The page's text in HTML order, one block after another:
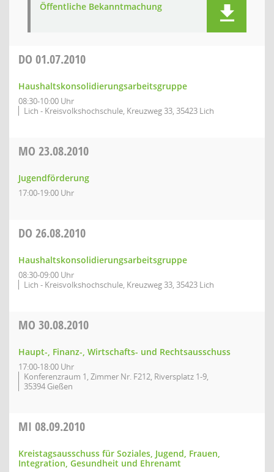
Öffentliche Bekanntmachung
DO 01.07.2010
Haushaltskonsolidierungsarbeitsgruppe
08:30-10:00 Uhr
Lich - Kreisvolkshochschule, Kreuzweg 33, 35423 Lich
MO 23.08.2010
Jugendförderung
17:00-19:00 Uhr
DO 26.08.2010
Haushaltskonsolidierungsarbeitsgruppe
08:30-09:00 Uhr
Lich - Kreisvolkshochschule, Kreuzweg 33, 35423 Lich
MO 30.08.2010
Haupt-, Finanz-, Wirtschafts- und Rechtsausschuss
17:00-18:00 Uhr
Konferenzraum 1, Zimmer Nr. F212, Riversplatz 1-9,
35394 Gießen
MI 08.09.2010
Kreistagsausschuss für Soziales, Jugend, Frauen,
Integration, Gesundheit und Ehrenamt